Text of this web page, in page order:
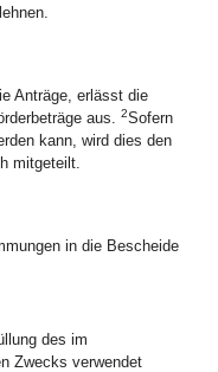
Anträge, erlässt die
aus. 2Sofern
kann, wird dies den
mitgeteilt.
in die Bescheide
des im
Zwecks verwendet